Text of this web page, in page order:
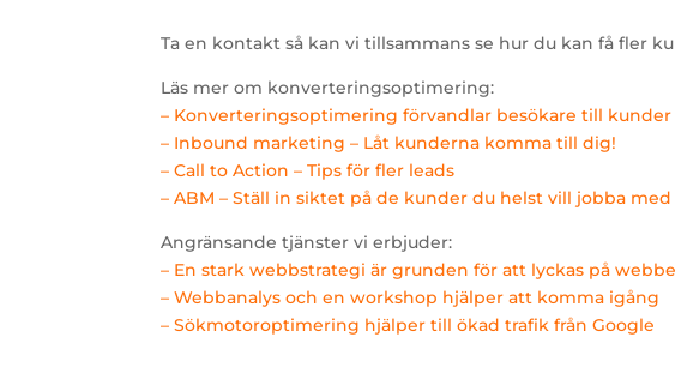
Ta en kontakt så kan vi tillsammans se hur du kan få fler
Läs mer om konverteringsoptimering:
– Konverteringsoptimeringförvandlar besökare till kunder
– Inbound marketing – Låt kunderna komma till dig!
– Call to Action – Tips för fler leads
– ABM – Ställ in siktet på de kunder du helst vill jobba med
Angränsande tjänster vi erbjuder:
– En stark webbstrategi är grunden för att lyckas på
– Webbanalys och en workshop hjälper att komma igång
– Sökmotoroptimering hjälper till ökad trafik från Google